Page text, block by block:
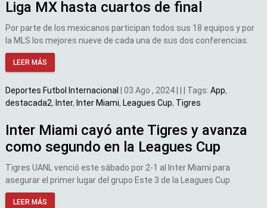
Liga MX hasta cuartos de final
Por parte de los mexicanos participan todos sus 18 equipos y por
la MLS los mejores nueve de cada una de sus dos conferencias.
LEER MÁS
Deportes Futbol Internacional 03 Ago , 2024 Tags: App,
destacada2, Inter, Inter Miami, Leagues Cup, Tigres
Inter Miami cayó ante Tigres y avanza
como segundo en la Leagues Cup
Tigres UANL venció este sábado por 2-1 al Inter Miami para
asegurar el primer lugar del grupo Este 3 de la Leagues Cup
LEER MÁS